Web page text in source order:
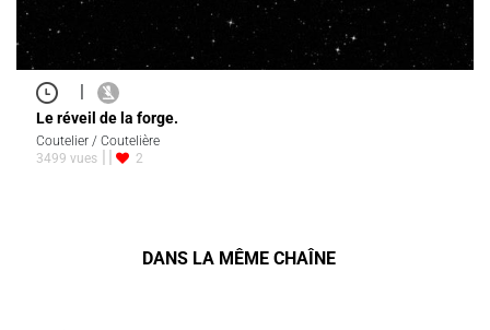
|
Le réveil de la forge.
Coutelier / Coutelière
3499 vues
2
DANS LA MÊME CHAÎNE